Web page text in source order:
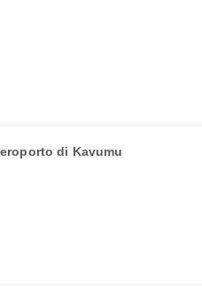
di Kavumu